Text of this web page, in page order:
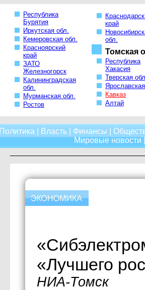
Республика
Бурятия
Иркутская обл.
Кемеровская обл.
Красноярский
край
ЗАТО
Железногорск
Калининградская
обл.
Мурманская обл.
Ростов
край
обл.
Томская
Республика
Хакасия
Тверская
Кавказ
Алтай
Политика Власть| Финансы
Мировые новости
«Лучшего
НИА-Томск